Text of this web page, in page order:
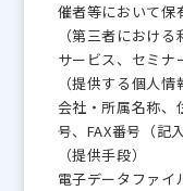
催者等において保
（第三者における
サービス、セミナ
（提供する個人情
会社・所属名称、
号、FAX番号（記
（提供手段）
電子データファイ